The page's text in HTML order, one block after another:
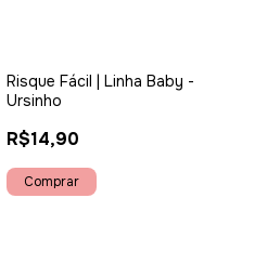
Risque Fácil | Linha Baby -
Ursinho
R$14,90